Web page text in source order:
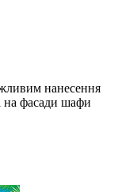
нанесення
на фасади шафи